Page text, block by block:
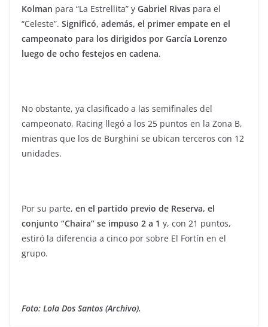
Kolman para “La Estrellita” y Gabriel Rivas para el
“Celeste”. Significó, además, el primer empate en el
campeonato para los dirigidos por García Lorenzo
luego de ocho festejos en cadena.
No obstante, ya clasificado a las semifinales del
campeonato, Racing llegó a los 25 puntos en la Zona B,
mientras que los de Burghini se ubican terceros con 12
unidades.
Por su parte, en el partido previo de Reserva, el
conjunto “Chaira” se impuso 2 a 1 y, con 21 puntos,
estiró la diferencia a cinco por sobre El Fortín en el
grupo.
Foto: Lola Dos Santos (Archivo).